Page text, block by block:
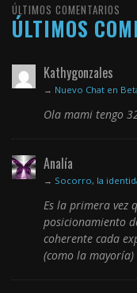
ÚLTIMOS COMENTARIOS
ÚLTIMOS
Kathygonzales
→ Nuevo Chat en
Ola mami tengo
Analía
→ Socorro, la
Es la primera vez
posicionamiento
coherente cada
(como la